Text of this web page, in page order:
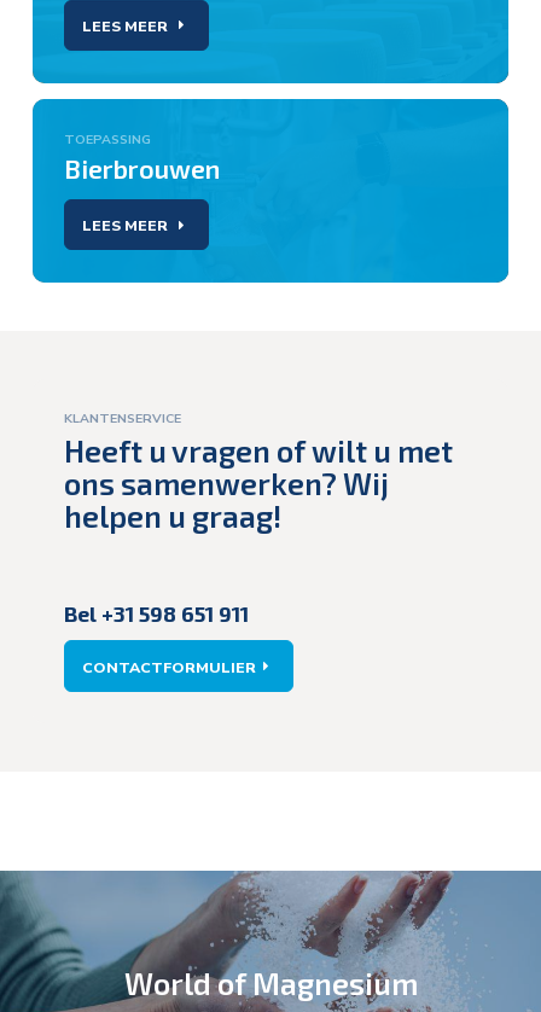
LEES MEER
Bierbrouwen
TOEPASSING
LEES MEER
Heeft u vragen of wilt u met
ons samenwerken? Wij
helpen u graag!
KLANTENSERVICE
Bel +31 598 651 911
CONTACTFORMULIER
World of Magnesium